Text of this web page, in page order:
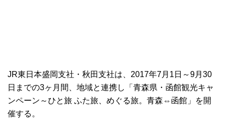
JR東日本盛岡支社・秋田支社は、2017年7月1日～9月30
日までの3ヶ月間、地域と連携し「青森県・函館観光キャ
ンペーン～ひと旅 ふた旅、めぐる旅。青森⇔函館」を開
催する。